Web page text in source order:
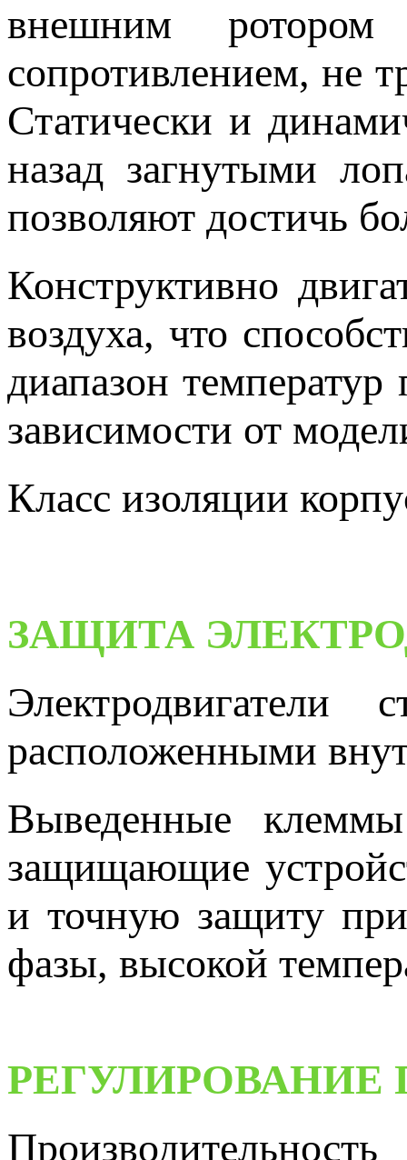
внешним
сопротивлением, не
Статически и
назад загнутыми
позволяют достичь
Конструктивно
воздуха, что
диапазон
зависимости от
Класс изоляции
ЗАЩИТА
Электродвигатели
расположенными
Выведенные
защищающие
и точную защиту при
фазы, высокой
РЕГУЛИРОВАНИЕ